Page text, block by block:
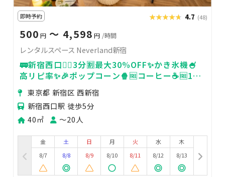
即時予約 ★★★★★
★★★★★ 4.7 (48)
500 円 〜 4,598 円 /時間
レンタルスペース Neverland新宿
🚃新宿西口🚶‍♀️3分🈹最大30%OFF✨かき氷機🍧
高リピ率✨🎉ポップコーン🍿🆓コーヒー☕️🆓100
㌅スクリーン🎬撮影💿配信📡🆗ゴミ出し🆓
東京都 新宿区 西新宿
新宿西口駅 徒歩5分
40㎡
〜20人
金
8/7
土
8/8
日
8/9
月
8/10
火
8/11
水
8/12
木
8/13